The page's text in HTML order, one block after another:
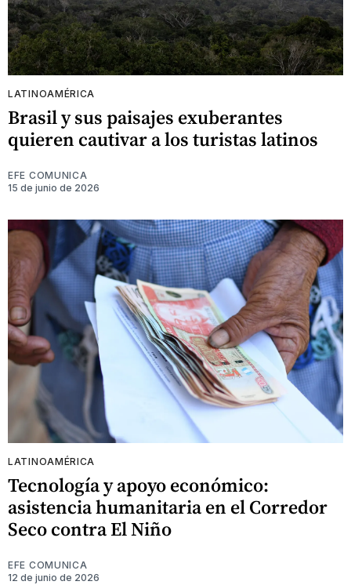
LATINOAMÉRICA
Brasil y sus paisajes exuberantes
quieren cautivar a los turistas latinos
EFE COMUNICA
15 de junio de 2026
LATINOAMÉRICA
Tecnología y apoyo económico:
asistencia humanitaria en el Corredor
Seco contra El Niño
EFE COMUNICA
12 de junio de 2026